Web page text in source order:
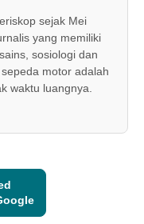
sejak Mei
yang memiliki
sosiologi dan
motor adalah
waktu luangnya.